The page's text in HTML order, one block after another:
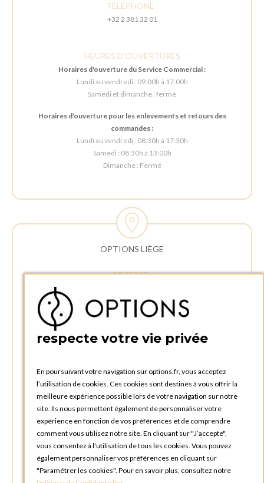
TÉLÉPHONE :
+32 2 381 32 01
HEURES D'OUVERTURES
Horaires d'ouverture du Service Commercial :
Lundi au vendredi : 09:00h à 17:00h
Samedi et dimanche : fermé
Horaires d'ouverture pour les enlèvements et retours des
commandes :
Lundi au vendredi : 08:30h à 17:30h
Samedi : 08:30h à 13:00h
Dimanche : Fermé
OPTIONS LIÈGE
ADRESSE :
4340 AWANS (Othée)
BELGIQUE
TÉLÉPHONE :
HEURES D'OUVERTURES
Horaires d'ouverture du Service Commercial :
Lundi au vendredi : 09:00h à 17:00h
Samedi et dimanche : Fermé
Horaires d'ouverture pour les enlèvements et retours des
commandes :
Lundi au vendredi : 08:30h à 17:30h
respecte votre vie privée
En poursuivant votre navigation sur options.fr, vous acceptez
l’utilisation de cookies. Ces cookies sont destinés à vous offrir la
meilleure expérience possible lors de votre navigation sur notre
site. Ils nous permettent également de personnaliser votre
expérience en fonction de vos préférences et de comprendre
comment vous utilisez notre site. En cliquant sur "J’accepte",
vous consentez à l'utilisation de tous les cookies. Vous pouvez
également personnaliser vos préférences en cliquant sur
"Paramétrer les cookies". Pour en savoir plus, consultez notre